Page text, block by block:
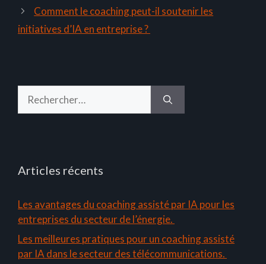
Comment le coaching peut-il soutenir les
initiatives d’IA en entreprise ?
Articles récents
Les avantages du coaching assisté par IA pour les
entreprises du secteur de l’énergie.
Les meilleures pratiques pour un coaching assisté
par IA dans le secteur des télécommunications.